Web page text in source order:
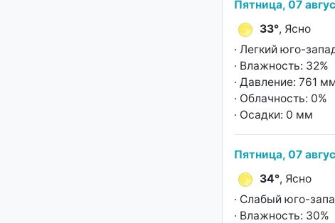
Пятница, 07
33°, Ясно
· Легкий юго-
· Влажность: 32%
· Давление: 761
· Облачность: 0%
· Осадки: 0 мм
Пятница, 07
34°, Ясно
· Слабый юго-
· Влажность: 30%